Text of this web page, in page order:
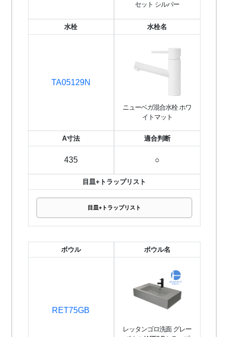
セット シルバー
水栓
TA05129N
水栓名
ニューベガ混合水栓 ホワ
イトマット
A寸法
435
適合判断
○
目皿+トラップリスト
目皿+トラップリスト
ボウル
RET75GB
ボウル名
レッタンゴロ洗面 グレー